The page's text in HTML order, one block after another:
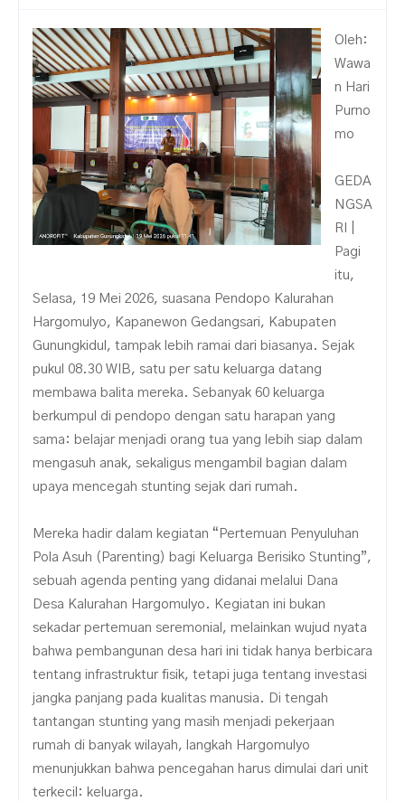
Oleh:
Wawa
n Hari
Purno
mo
GEDA
NGSA
RI |
Pagi
itu,
Selasa, 19 Mei 2026, suasana Pendopo Kalurahan
Hargomulyo, Kapanewon Gedangsari, Kabupaten
Gunungkidul, tampak lebih ramai dari biasanya. Sejak
pukul 08.30 WIB, satu per satu keluarga datang
membawa balita mereka. Sebanyak 60 keluarga
berkumpul di pendopo dengan satu harapan yang
sama: belajar menjadi orang tua yang lebih siap dalam
mengasuh anak, sekaligus mengambil bagian dalam
upaya mencegah stunting sejak dari rumah.
Mereka hadir dalam kegiatan “Pertemuan Penyuluhan
Pola Asuh (Parenting) bagi Keluarga Berisiko Stunting”,
sebuah agenda penting yang didanai melalui Dana
Desa Kalurahan Hargomulyo. Kegiatan ini bukan
sekadar pertemuan seremonial, melainkan wujud nyata
bahwa pembangunan desa hari ini tidak hanya berbicara
tentang infrastruktur fisik, tetapi juga tentang investasi
jangka panjang pada kualitas manusia. Di tengah
tantangan stunting yang masih menjadi pekerjaan
rumah di banyak wilayah, langkah Hargomulyo
menunjukkan bahwa pencegahan harus dimulai dari unit
terkecil: keluarga.